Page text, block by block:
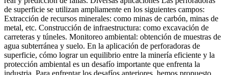
de superficie se utilizan ampliamente en los siguientes campos:
Extracción de recursos minerales: como minas de carbón, minas de
metal, etc. Construcción de infraestructura: como excavación de
carreteras y túneles. Monitoreo ambiental: obtención de muestras de
agua subterránea y suelo. En la aplicación de perforadoras de
superficie, cómo lograr un equilibrio entre la minería eficiente y la
protección ambiental es un desafío importante que enfrenta la
industria. Para enfrentar los desafíos anteriores, hemos propuesto